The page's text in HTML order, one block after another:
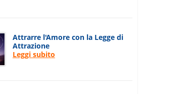
Attrarre l'Amore con la Legge di
Attrazione
Leggi subito